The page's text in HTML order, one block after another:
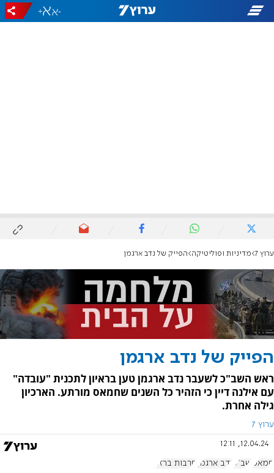
-
+
ערוץ 7 מדיניות ופוליטיקה הפייק של נדב ארגמן
הפייק של נדב ארגמן
ראש השב"כ לשעבר נדב ארגמן טען בראיון לתכנית "עובדה"
עם אילנה דיין כי הזהיר כל השנים שחמאס מורתע. הארכיון
גילה אחרת.
ערוץ 7
12.04.24, 12:11
חמאס שב"כ נדב ארגמן חרבות ברזל